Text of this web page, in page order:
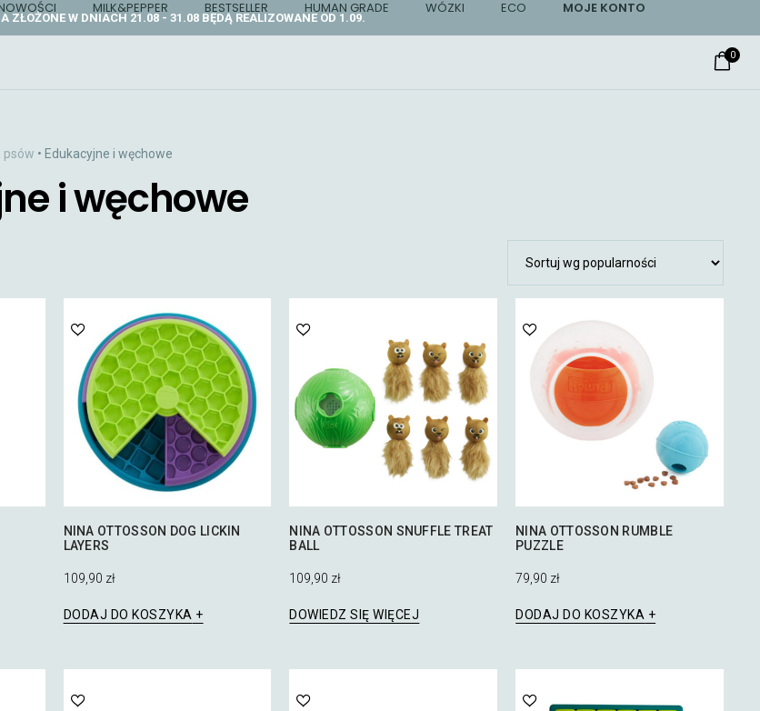
ZŁOŻONE W DNIACH 21.08 - 31.08 BĘDĄ REALIZOWANE OD 1.09.
MILK&PEPPER BESTSELLER HUMAN GRADE WÓZKI ECO MOJE KONTO
0
psów • Edukacyjne i węchowe
i węchowe
NINA OTTOSSON DOG LICKIN
LAYERS
109,90 zł
DODAJ DO KOSZYKA
NINA OTTOSSON SNUFFLE TREAT
BALL
109,90 zł
DOWIEDZ SIĘ WIĘCEJ
NINA OTTOSSON RUMBLE
PUZZLE
79,90 zł
DODAJ DO KOSZYKA